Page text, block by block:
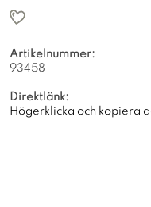
Artikelnummer:
93458
Direktlänk:
Högerklicka och kopiera